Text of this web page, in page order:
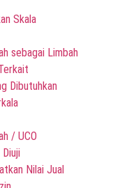
Skala
sebagai Limbah
Dibutuhkan
/ UCO
Nilai Jual